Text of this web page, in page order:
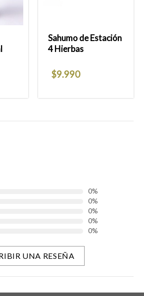
Sahumo de Estación
4 Hierbas
$9.990
0%
0%
0%
0%
0%
UNA RESEÑA